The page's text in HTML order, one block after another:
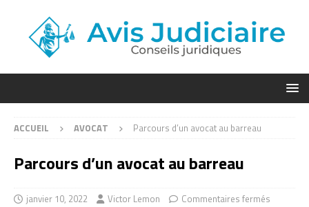
ACCUEIL AVOCAT Parcours d’un avocat au barreau
Parcours d’un avocat au barreau
janvier 10, 2022 Victor Lemon Commentaires fermés